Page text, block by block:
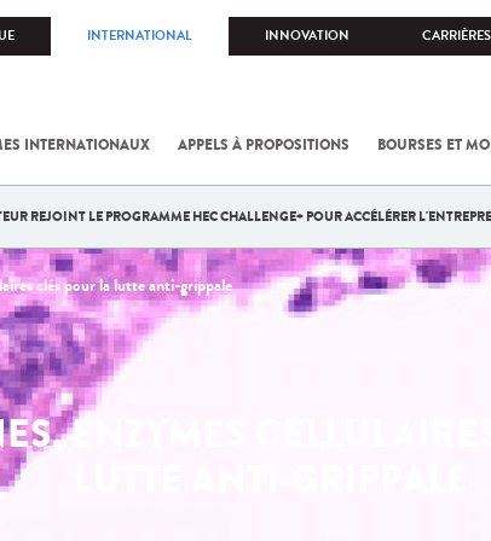
INTERNATIONAL INNOVATION CARRIÈRES
INTERNATIONAUX APPELS À PROPOSITIONS BOURSES ET
REJOINT LE PROGRAMME HEC CHALLENGE+ POUR ACCÉLÉRER
clés pour la lutte anti-grippale
ENZYMES